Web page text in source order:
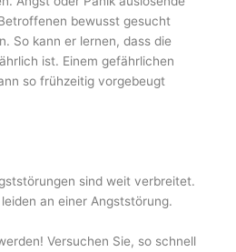
bewusst ge­sucht
So kann er lernen, dass die
ist. Einem gefährlichen
so frühzeitig vorgebeugt
sind weit verbreitet.
an einer Angststörung.
Versuchen Sie, so schnell